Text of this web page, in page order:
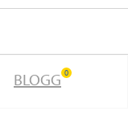
BLOGG 0